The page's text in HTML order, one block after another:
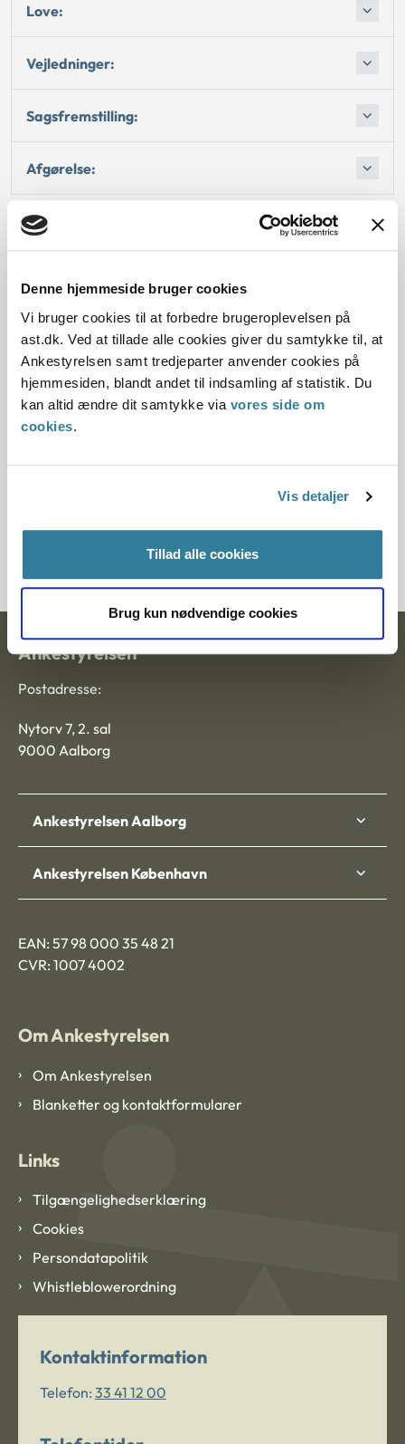
Denne hjemmeside bruger cookies
Vi bruger cookies til at forbedre brugeroplevelsen på
ast.dk. Ved at tillade alle cookies giver du samtykke til, at
Ankestyrelsen samt tredjeparter anvender cookies på
hjemmesiden, blandt andet til indsamling af statistik. Du
kan altid ændre dit samtykke via vores side om
cookies.
Vis detaljer
Tillad alle cookies
Brug kun nødvendige cookies
Love:
Vejledninger:
Sagsfremstilling:
Afgørelse:
Offentliggørelsesdato
12.07.2013
Paragraf
§ 45 § 43 § 44
20759-9121198-9120125-92
Ankestyrelsen
Postadresse:
Nytorv 7, 2. sal
9000 Aalborg
Ankestyrelsen Aalborg
Ankestyrelsen København
EAN: 57 98 000 35 48 21
CVR: 1007 4002
Om Ankestyrelsen
Om Ankestyrelsen
Blanketter og kontaktformularer
Links
Tilgængelighedserklæring
Cookies
Persondatapolitik
Whistleblowerordning
Kontaktinformation
Telefon: 33 41 12 00